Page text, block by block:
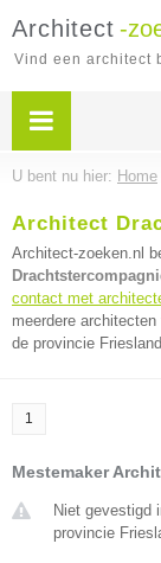
Architect -
Vind een architect
U bent nu hier: Home
Architect
Architect-zoeken.nl
contact met
meerdere
de provincie
1
Mestemaker
Niet gevestigd
provincie